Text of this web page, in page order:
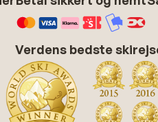
Verdens bedste